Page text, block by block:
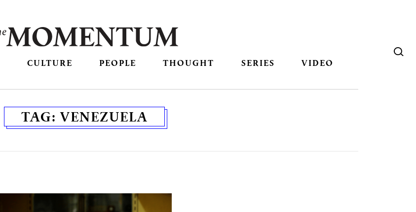
CULTURE PEOPLE THOUGHT SERIES VIDEO
TAG:VENEZUELA